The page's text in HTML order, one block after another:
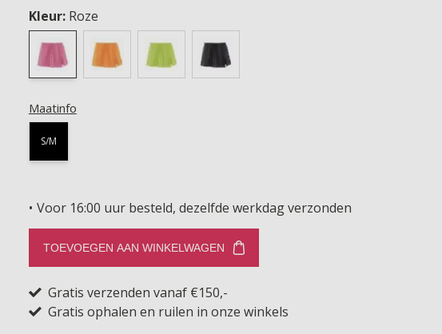
Kleur: Roze
Maatinfo
S/M
Voor 16:00 uur besteld, dezelfde werkdag verzonden
TOEVOEGEN AAN WINKELWAGEN
Gratis verzenden vanaf €150,-
Gratis ophalen en ruilen in onze winkels